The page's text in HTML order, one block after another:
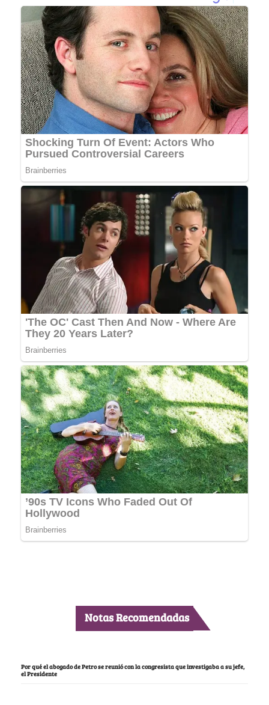
Notas Recomendadas
Por qué el abogado de Petro se reunió con la congresista que investigaba a su jefe,
el Presidente